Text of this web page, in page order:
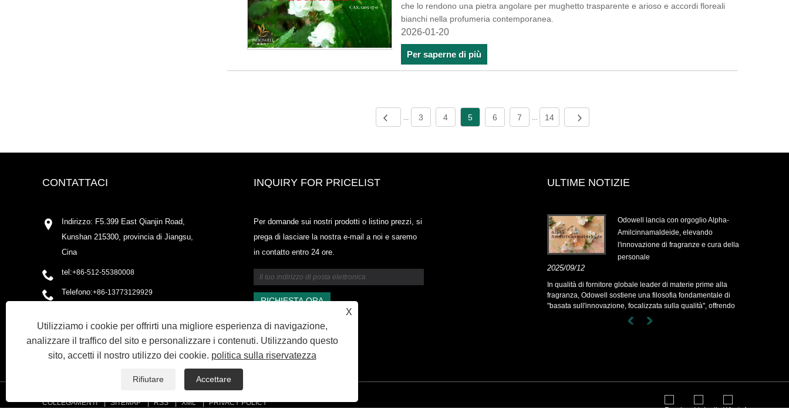
che lo rendono una pietra angolare per mughetto trasparente e arioso e accordi floreali
bianchi nella profumeria contemporanea.
2026-01-20
Per saperne di più
... 3 4 5 6 7 ... 14
CONTATTACI
Indirizzo: F5.399 East Qianjin Road,
Kunshan 215300, provincia di Jiangsu,
Cina
tel:+86-512-55380008
Telefono:+86-13773129929
Fax: +86-512-55380009
INQUIRY FOR PRICELIST
Per domande sui nostri prodotti o listino prezzi, si
prega di lasciare la nostra e-mail a noi e saremo
in contatto entro 24 ore.
ULTIME NOTIZIE
Odowell-Market Price List-2025.6.14-
2025.07.25
Odowell lancia con orgoglio Alpha-
Amilcinnamaldeide, elevando
l'innovazione di fragranze e cura della
personale
2025/09/12
In qualità di fornitore globale leader di materie prime alla
fragranza, Odowell sostiene una filosofia fondamentale di
"basata sull'innovazione, focalizzata sulla qualità", offrendo
costantemente soluzioni di fragranze superiori ai clienti in tutto
COLLEGAMENTI SITEMAP RSS XML PRIVACY POLICY
X
Utilizziamo i cookie per offrirti una migliore esperienza di navigazione,
analizzare il traffico del sito e personalizzare i contenuti. Utilizzando questo
sito, accetti il ​​nostro utilizzo dei cookie. politica sulla riservatezza
Rifiutare Accettare